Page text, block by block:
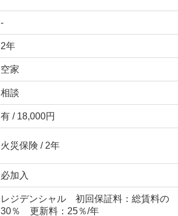
-
2年
空家
相談
有 / 18,000円
火災保険 / 2年
必加入
レジデンシャル 初回保証料：総賃料の
30％ 更新料：25％/年